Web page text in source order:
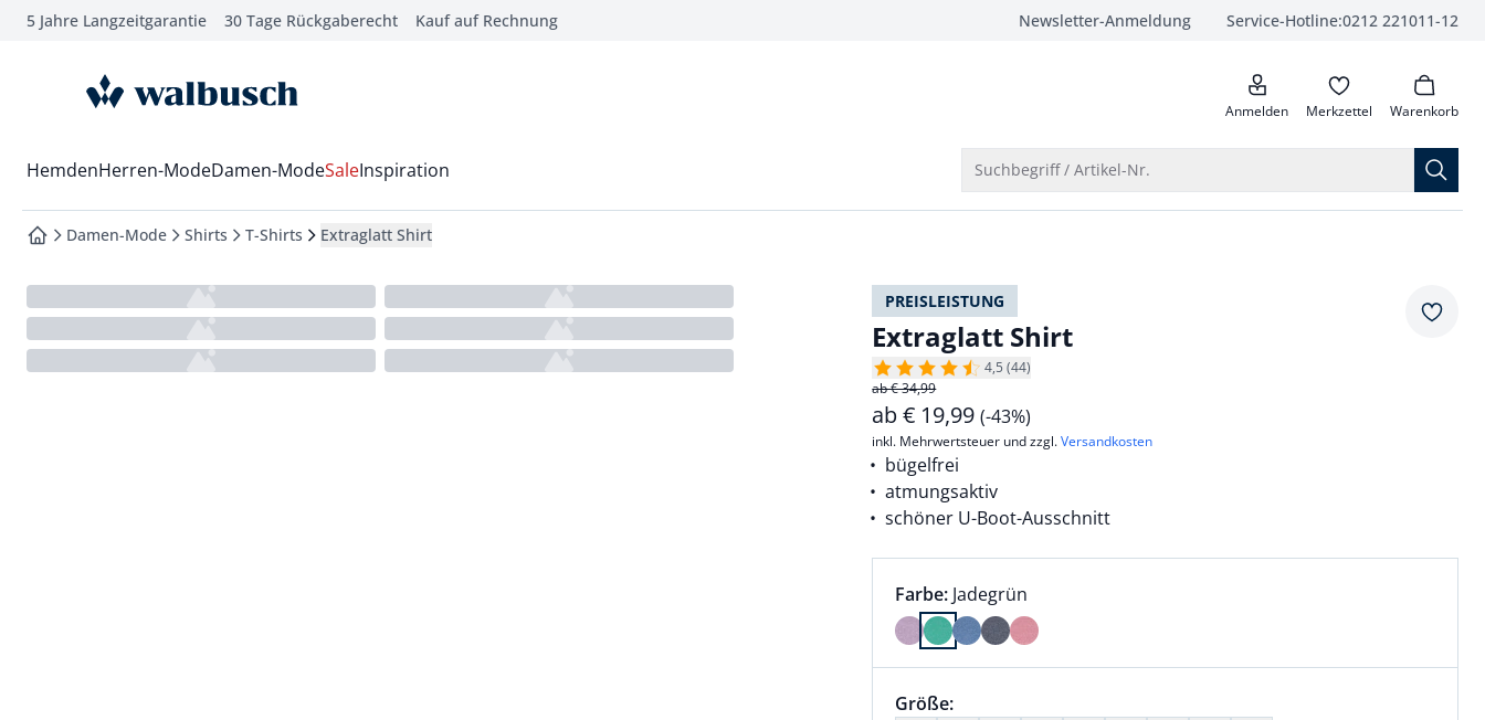
springen
springen
springen
5 Jahre Langzeitgarantie 30 Tage Rückgaberecht Kauf auf Rechnung Newsletter-Anmeldung Service-Hotline:0212 221011-12
anrufen
zur Startseite Anmelden Merkzettel Warenkorb
Wechsel in das Menü mit Pfeil-Runter Taste
HemdenHerren-ModeDamen-ModeSaleInspiration Suchbegriff / Artikel-Nr.
zur Startseite
Damen-Mode Shirts T-Shirts Extraglatt Shirt
PREISLEISTUNG
Extraglatt Shirt
4,5 (44)
ab € 34,99
ab€ 19,99(-43%)
inkl. Mehrwertsteuer und zzgl.Versandkosten
bügelfrei
atmungsaktiv
schöner U-Boot-Ausschnitt
Farbauswahl:
Farbe: aktuell ausgewählt:
Jadegrün
Farbe Jadegrün ausgewählt
Größenauswahl:
Größe: